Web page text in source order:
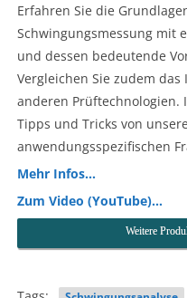
Erfahren Sie die
Schwingungsmessung mit
und dessen bedeutende
Vergleichen Sie zudem
anderen Prüftechnologien.
Tipps und Tricks von
anwendungsspezifischen
Mehr Infos…
Zum Video (YouTube)…
Weitere